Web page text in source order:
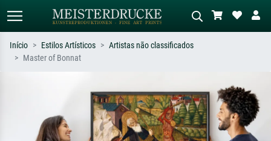
ex: Monet, Noite Estrelada,
impressionismo, onda de Hokusai, nu.
Descreva a cena – ex: prado verde,
abstrato com muito vermelho, pintura
a óleo escura, nu em pé ao lado de
uma árvore.
Início Estilos Artísticos
Artistas não classificados
Master of Bonnat